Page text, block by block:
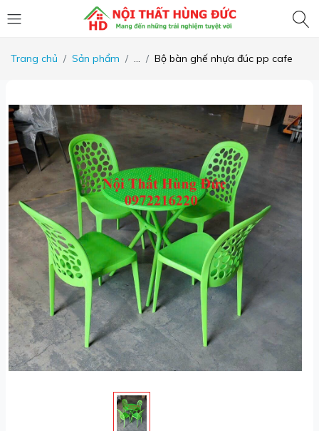
Trang chủ Sản phẩm ... Bộ bàn ghế nhựa đúc pp cafe